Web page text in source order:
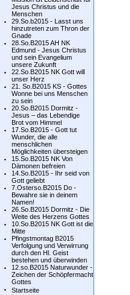
Jesus Christus und die
Menschen
29.So.b2015 - Lasst uns
hinzutreten zum Thron der
Gnade
28.So.B2015 AH NK
Edmund - Jesus Christus
und sein Evangelium
unsere Zukunft
22.So.B2015 NK Gott will
unser Herz
21. So.B2015 KS - Gottes
Wonne bei uns Menschen
zu sein
20.So.B2015 Dormitz -
Jesus – das Lebendige
Brot vom Himmel
17.So.B2015 - Gott tut
Wunder, die alle
menschlichen
Möglichkeiten übersteigen
15.So.B2015 NK Von
Dämonen befreien
14.So.B2015 - Ihr seid von
Gott geliebt
7.Osterso.B2015 Do -
Bewahre sie in deinem
Namen!
26.So.B2015 Dormitz - Die
Weite des Herzens Gottes
10.So.B2015 NK Gott ist die
Mitte
Pfingstmontag B2015
Verfolgung und Verwirrung
durch den Hl. Geist
bestehen und überwinden
12.so.B2015 Naturwunder -
Zeichen der Schöpfermacht
Gottes
Startseite